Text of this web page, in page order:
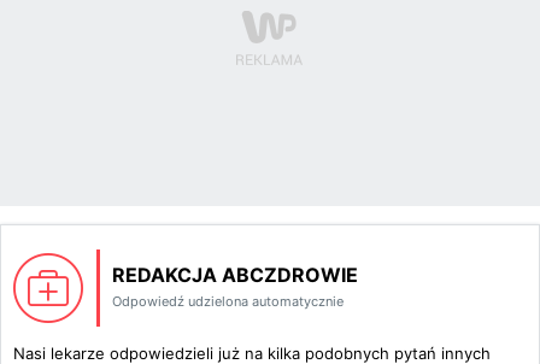
REDAKCJA ABCZDROWIE
Odpowiedź udzielona automatycznie
Nasi lekarze odpowiedzieli już na kilka podobnych pytań innych